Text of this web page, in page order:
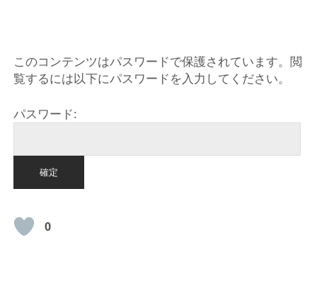
このコンテンツはパスワードで保護されています。閲
覧するには以下にパスワードを入力してください。
パスワード:
0